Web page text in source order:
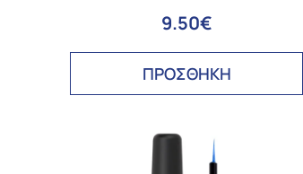
9.50€
ΠΡΟΣΘΗΚΗ